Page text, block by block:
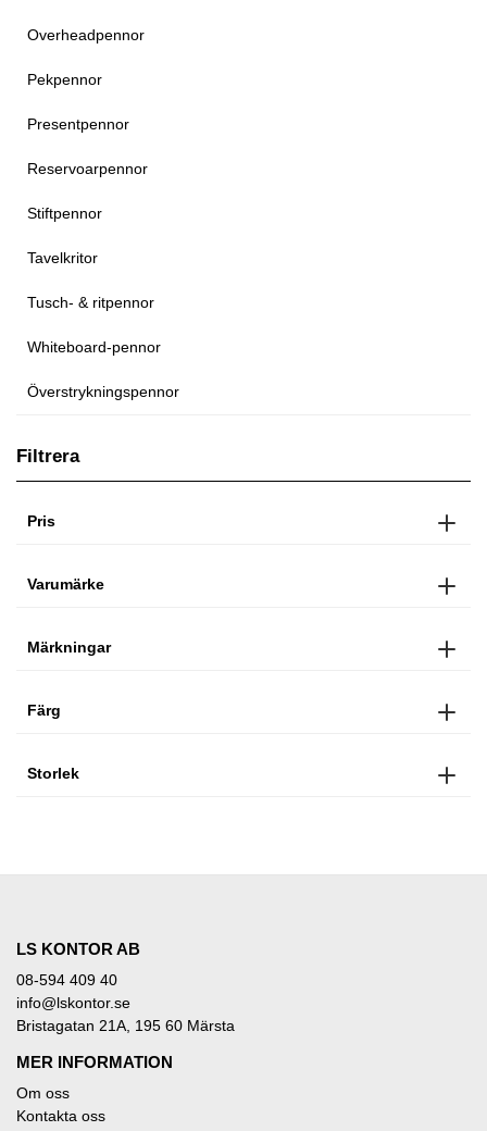
Overheadpennor
Pekpennor
Presentpennor
Reservoarpennor
Stiftpennor
Tavelkritor
Tusch- & ritpennor
Whiteboard-pennor
Överstrykningspennor
Filtrera
Pris
Varumärke
Märkningar
Färg
Storlek
LS KONTOR AB
08-594 409 40
info@lskontor.se
Bristagatan 21A, 195 60 Märsta
MER INFORMATION
Om oss
Kontakta oss